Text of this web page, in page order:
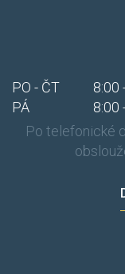
PO - ČT 8:00
PÁ
8:00
Po telefonické